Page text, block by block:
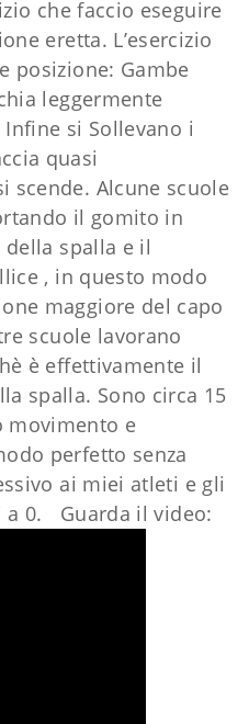
che faccio eseguire
eretta. L’esercizio
posizione: Gambe
leggermente
si Sollevano i
quasi
scende. Alcune scuole
il gomito in
spalla e il
, in questo modo
maggiore del capo
scuole lavorano
è effettivamente il
spalla. Sono circa 15
movimento e
perfetto senza
ai miei atleti e gli
0. Guarda il video: